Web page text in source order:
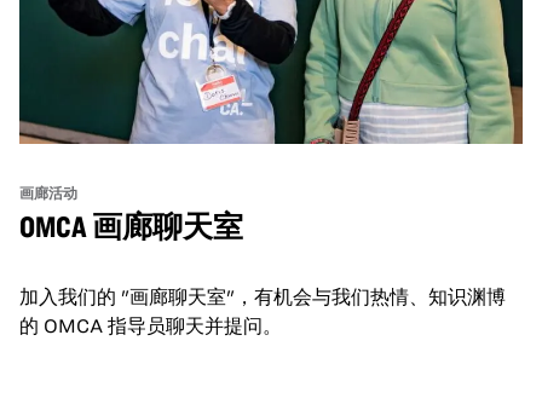
画廊活动
OMCA 画廊聊天室
加入我们的 "画廊聊天室"，有机会与我们热情、知识渊博
的 OMCA 指导员聊天并提问。